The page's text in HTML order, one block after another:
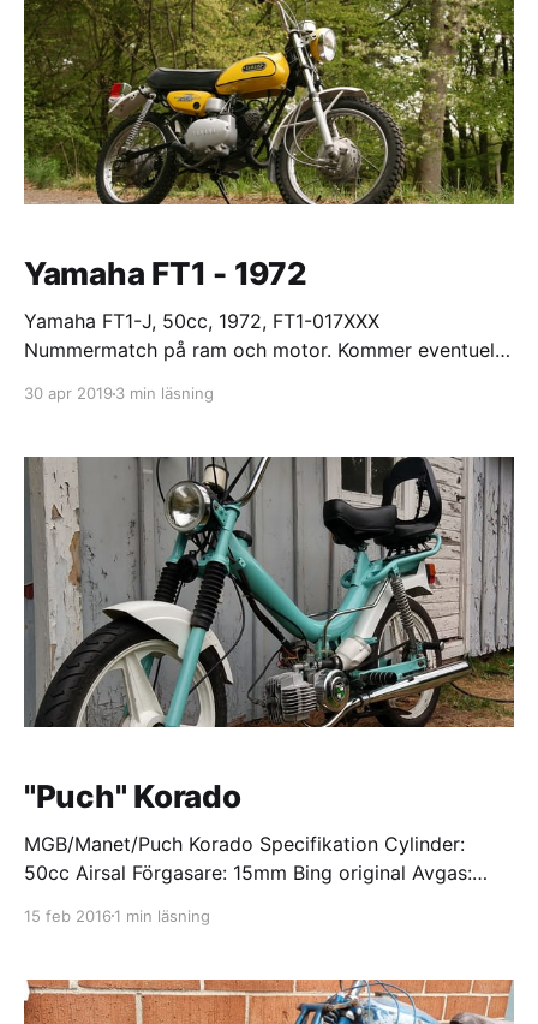
Yamaha FT1 - 1972
Yamaha FT1-J, 50cc, 1972, FT1-017XXX
Nummermatch på ram och motor. Kommer eventuellt
är den första 50cc enduro/trail Yamaha tillverkade
maskinen hösten 2018 slog jag till direkt. Tidigare
ägare hade planerat en renovering så
30 apr 2019 3 min läsning
"Puch" Korado
MGB/Manet/Puch Korado Specifikation Cylinder:
50cc Airsal Förgasare: 15mm Bing original Avgas:
blev ju ledsna när dom insåg att dom inte skulle
att ge sig ut på jakt efter en barnstol.
15 feb 2016 1 min läsning